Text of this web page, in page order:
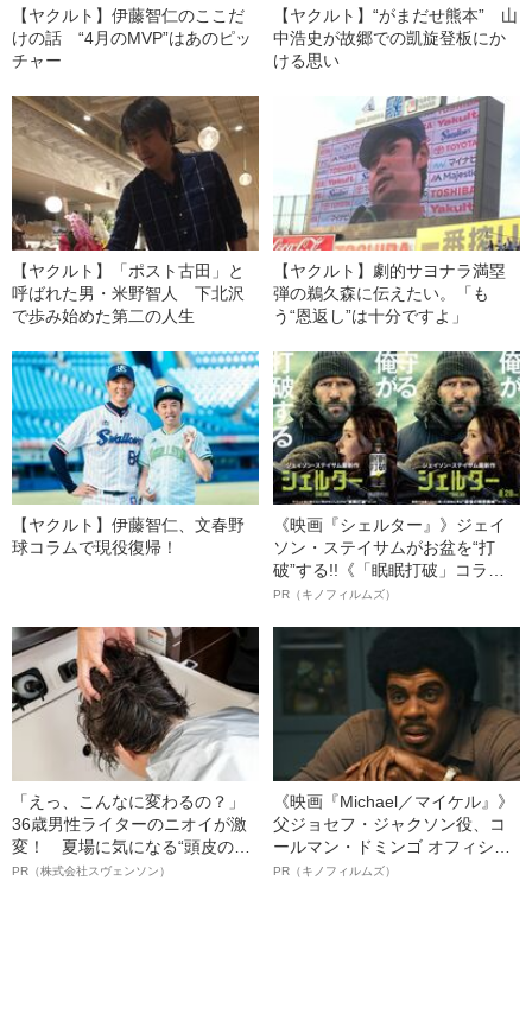
【ヤクルト】伊藤智仁のここだ
けの話 “4月のMVP”はあのピッ
チャー
【ヤクルト】“がまだせ熊本” 山
中浩史が故郷での凱旋登板にか
ける思い
【ヤクルト】「ポスト古田」と
呼ばれた男・米野智人 下北沢
で歩み始めた第二の人生
【ヤクルト】劇的サヨナラ満塁
弾の鵜久森に伝えたい。「も
う“恩返し”は十分ですよ」
【ヤクルト】伊藤智仁、文春野
球コラムで現役復帰！
《映画『シェルター』》ジェイ
ソン・ステイサムがお盆を“打
破”する!!《「眠眠打破」コラ
ボ》
PR（キノフィルムズ）
「えっ、こんなに変わるの？」
36歳男性ライターのニオイが激
変！ 夏場に気になる“頭皮のニ
オイ”や“ベタつき”を解消す
PR（株式会社スヴェンソン）
《映画『Michael／マイケル』》
父ジョセフ・ジャクソン役、コ
ールマン・ドミンゴ オフィシャ
ルインタビュー“観客を魅了した
PR（キノフィルムズ）